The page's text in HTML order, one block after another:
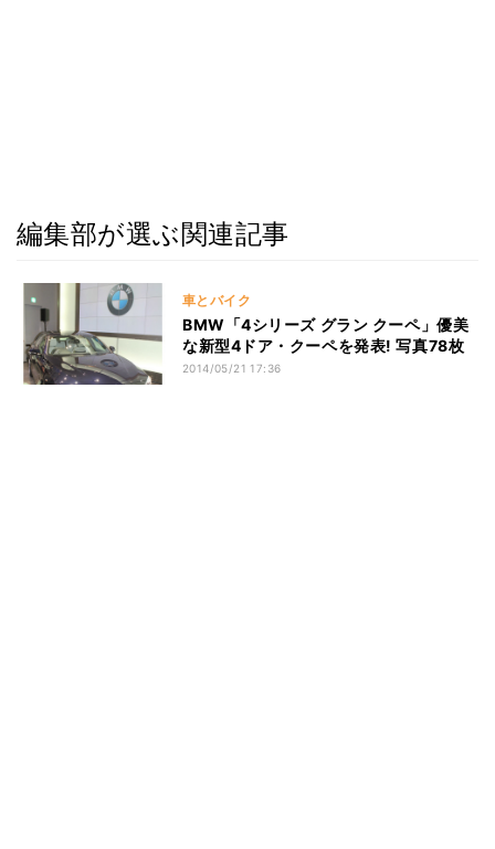
編集部が選ぶ関連記事
車とバイク
BMW「4シリーズ グラン クーペ」優美
な新型4ドア・クーペを発表! 写真78枚
2014/05/21 17:36